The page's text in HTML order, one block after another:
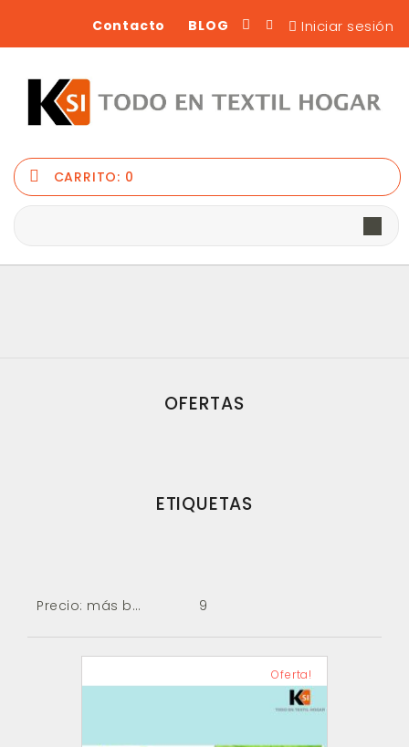
Iniciar sesión
BLOG
Contacto
CARRITO: 0
OFERTAS
ETIQUETAS
Precio: más baratos primero 9
Oferta!